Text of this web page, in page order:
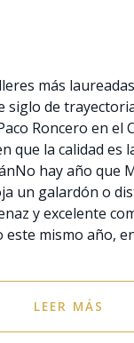
más
siglo de
Roncero en el
que la calidad es
hay año que
un galardón o
y excelente
este mismo año,
LEER MÁS